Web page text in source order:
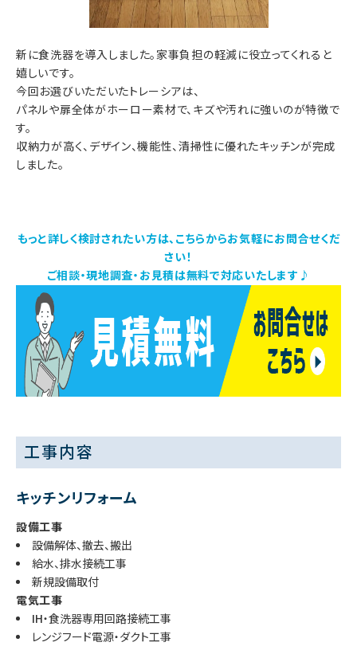
新に食洗器を導入しました。家事負担の軽減に役立ってくれると
嬉しいです。
今回お選びいただいたトレーシアは、
パネルや扉全体がホーロー素材で、キズや汚れに強いのが特徴で
す。
収納力が高く、デザイン、機能性、清掃性に優れたキッチンが完成
しました。
もっと詳しく検討されたい方は、こちらからお気軽にお問合せくだ
さい！
ご相談・現地調査・お見積は無料で対応いたします♪
工事内容
キッチンリフォーム
設備工事
設備解体、撤去、搬出
給水、排水接続工事
新規設備取付
電気工事
IH・食洗器専用回路接続工事
レンジフード電源・ダクト工事